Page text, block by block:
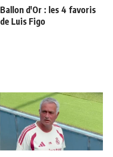
Ballon d'Or : les 4 favoris
de Luis Figo